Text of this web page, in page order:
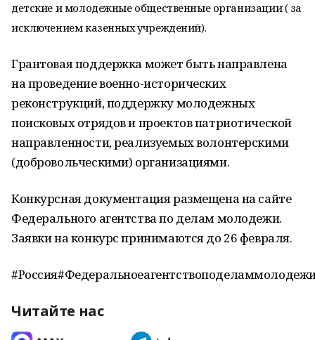
детские и молодежные общественные организации ( за
исключением казенных учреждений).
Грантовая поддержка может быть направлена
на проведение военно-исторических
реконструкций, поддержку молодежных
поисковых отрядов и проектов патриотической
направленности, реализуемых волонтерскими
(добровольческими) организациями.
Конкурсная документация размещена на сайте
Федерального агентства по делам молодежи.
Заявки на конкурс принимаются до 26 февраля.
Читайте нас